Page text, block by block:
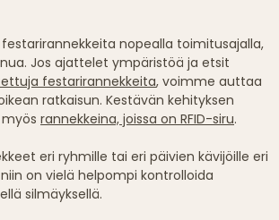
nopealla toimitusajalla,
Jos ajattelet ympäristöä ja etsit
festarirannekkeita, voimme auttaa
ratkaisun. Kestävän kehityksen
rannekkeina, joissa on RFID-siru.
eri ryhmille tai eri päivien kävijöille eri
on vielä helpompi kontrolloida
silmäyksellä.